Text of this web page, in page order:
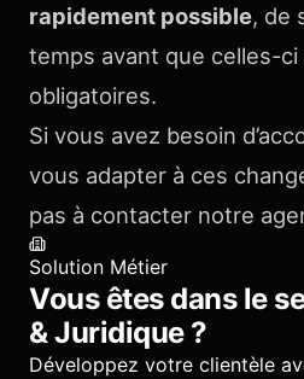
rapidement possible, de
temps avant que celles-
obligatoires.
Si vous avez besoin
vous adapter à ces
pas à contacter notre
Solution Métier
Vous êtes dans le
& Juridique?
Développez votre clientèle